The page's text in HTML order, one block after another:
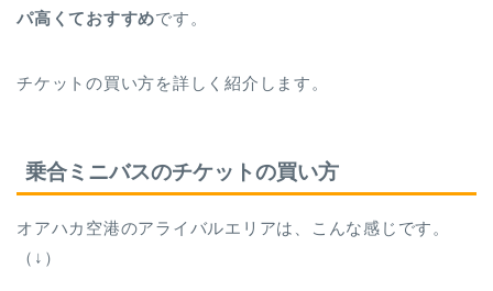
パ高くておすすめです。
チケットの買い方を詳しく紹介します。
乗合ミニバスのチケットの買い方
オアハカ空港のアライバルエリアは、こんな感じです。
（↓）